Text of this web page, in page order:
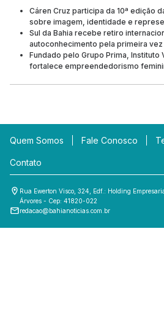
Cáren Cruz participa da 10ª edição
sobre imagem, identidade e
Sul da Bahia recebe retiro
autoconhecimento pela primeira vez
Fundado pelo Grupo Prima, Instituto
fortalece empreendedorismo
Quem Somos Fale Conosco
Contato
Rua Ewerton Visco, 324, Edf.: Holding
Árvores - Cep: 41820-022
redacao@bahianoticias.com.br